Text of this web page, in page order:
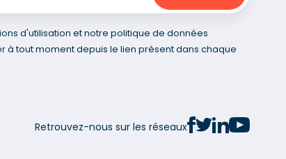
d'utilisation et notre politique de données
à tout moment depuis le lien présent dans chaque
Retrouvez-nous sur les réseaux